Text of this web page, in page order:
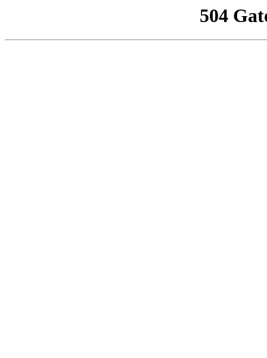
504